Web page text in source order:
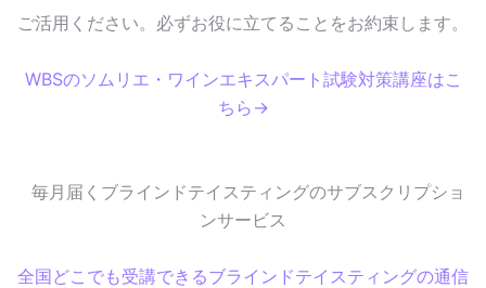
ご活用ください。必ずお役に立てることをお約束します。
WBSのソムリエ・ワインエキスパート試験対策講座はこ
ちら→
毎月届くブラインドテイスティングのサブスクリプショ
ンサービス
全国どこでも受講できるブラインドテイスティングの通信